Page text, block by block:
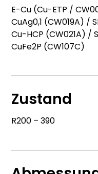
E-Cu (Cu-ETP /
CuAg0,1 (CW019A) /
Cu-HCP (CW021A) /
CuFe2P (CW107C)
Zustand
R200 – 390